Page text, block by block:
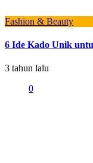
Fashion & Beauty
6 Ide Kado Unik
3 tahun lalu
0